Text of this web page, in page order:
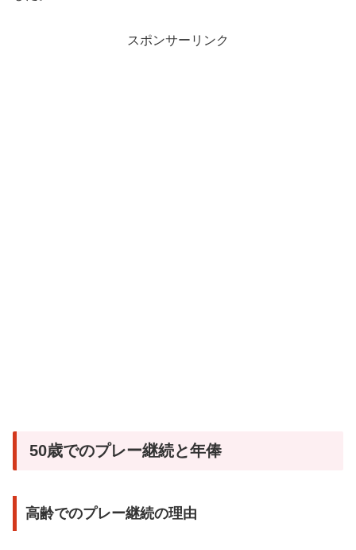
スポンサーリンク
50歳でのプレー継続と年俸
高齢でのプレー継続の理由